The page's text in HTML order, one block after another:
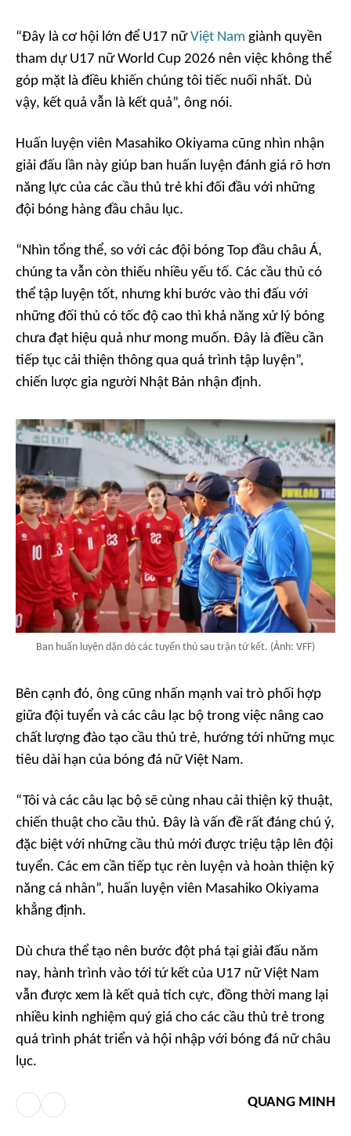
“Đây là cơ hội lớn để U17 nữViệt Nam giành quyền
tham dự U17 nữ World Cup 2026 nên việc không thể
góp mặt là điều khiến chúng tôi tiếc nuối nhất. Dù
vậy, kết quả vẫn là kết quả”, ông nói.
Huấn luyện viên Masahiko Okiyama cũng nhìn nhận
giải đấu lần này giúp ban huấn luyện đánh giá rõ hơn
năng lực của các cầu thủ trẻ khi đối đầu với những
đội bóng hàng đầu châu lục.
“Nhìn tổng thể, so với các đội bóng Top đầu châu Á,
chúng ta vẫn còn thiếu nhiều yếu tố. Các cầu thủ có
thể tập luyện tốt, nhưng khi bước vào thi đấu với
những đối thủ có tốc độ cao thì khả năng xử lý bóng
chưa đạt hiệu quả như mong muốn. Đây là điều cần
tiếp tục cải thiện thông qua quá trình tập luyện”,
chiến lược gia người Nhật Bản nhận định.
Ban huấn luyện dặn dò các tuyển thủ sau trận tứ kết. (Ảnh: VFF)
Bên cạnh đó, ông cũng nhấn mạnh vai trò phối hợp
giữa đội tuyển và các câu lạc bộ trong việc nâng cao
chất lượng đào tạo cầu thủ trẻ, hướng tới những mục
tiêu dài hạn của bóng đá nữ Việt Nam.
“Tôi và các câu lạc bộ sẽ cùng nhau cải thiện kỹ thuật,
chiến thuật cho cầu thủ. Đây là vấn đề rất đáng chú ý,
đặc biệt với những cầu thủ mới được triệu tập lên đội
tuyển. Các em cần tiếp tục rèn luyện và hoàn thiện kỹ
năng cá nhân”, huấn luyện viên Masahiko Okiyama
khẳng định.
Dù chưa thể tạo nên bước đột phá tại giải đấu năm
nay, hành trình vào tới tứ kết của U17 nữ Việt Nam
vẫn được xem là kết quả tích cực, đồng thời mang lại
nhiều kinh nghiệm quý giá cho các cầu thủ trẻ trong
quá trình phát triển và hội nhập với bóng đá nữ châu
lục.
QUANG MINH